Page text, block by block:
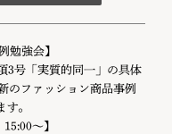
勉強会】
3号「実質的同一」の具体
ファッション商品事例
。
～】